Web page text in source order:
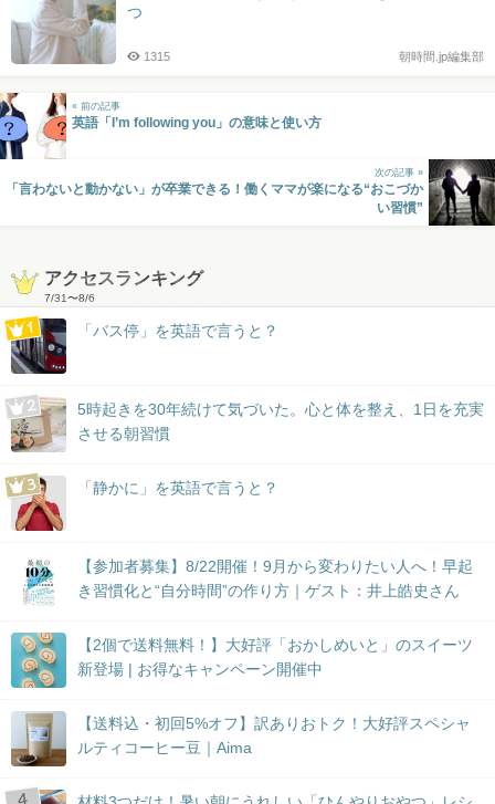
つ
朝時間.jp編集部
1315
« 前の記事
英語「I’m following you」の意味と使い方
次の記事 »
「言わないと動かない」が卒業できる！働くママが楽になる“おこづか
い習慣”
アクセスランキング
7/31〜8/6
「バス停」を英語で言うと？
5時起きを30年続けて気づいた。心と体を整え、1日を充実
させる朝習慣
「静かに」を英語で言うと？
【参加者募集】8/22開催！9月から変わりたい人へ！早起
き習慣化と“自分時間”の作り方｜ゲスト：井上皓史さん
【2個で送料無料！】大好評「おかしめいと」のスイーツ
新登場 | お得なキャンペーン開催中
【送料込・初回5%オフ】訳ありおトク！大好評スペシャ
ルティコーヒー豆｜Aima